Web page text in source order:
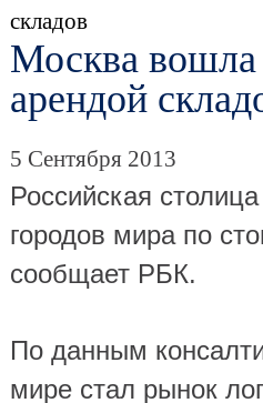
складов
Москва вошла
арендой
5 Сентября 2013
Российская
городов мира по
сообщает РБК.
По данным
мире стал рынок